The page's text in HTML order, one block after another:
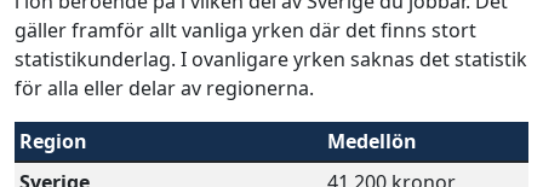
gäller framför allt vanliga yrken där det finns stort
statistikunderlag. I ovanligare yrken saknas det statistik
för alla eller delar av regionerna.
Region
Medellön